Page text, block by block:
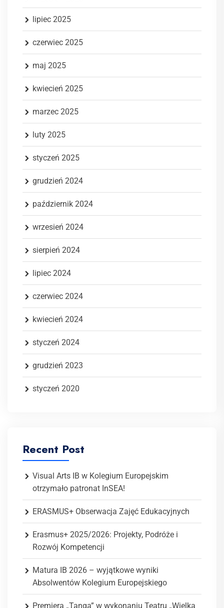
lipiec 2025
czerwiec 2025
maj 2025
kwiecień 2025
marzec 2025
luty 2025
styczeń 2025
grudzień 2024
październik 2024
wrzesień 2024
sierpień 2024
lipiec 2024
czerwiec 2024
kwiecień 2024
styczeń 2024
grudzień 2023
styczeń 2020
Recent Post
Visual Arts IB w Kolegium Europejskim
otrzymało patronat InSEA!
ERASMUS+ Obserwacja Zajęć Edukacyjnych
Erasmus+ 2025/2026: Projekty, Podróże i
Rozwój Kompetencji
Matura IB 2026 – wyjątkowe wyniki
Absolwentów Kolegium Europejskiego
Premiera „Tanga” w wykonaniu Teatru „Wielka